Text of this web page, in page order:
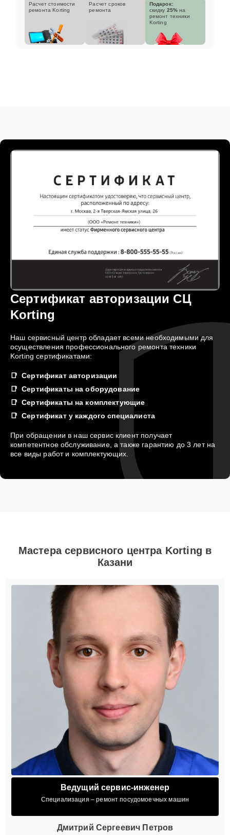
Расчет стоимости
ремонта Korting
Расчет сроков
ремонта
Подарок:
скидку 25% на
ремонт техники
Korting
Сертификат авторизации СЦ
Korting
Наш сервисный центр обладает всеми необходимыми для
осуществления профессионального ремонта техники
Korting сертификатами:
Сертификат авторизации
Сертификаты на оборудование
Сертификаты на комплектующие
Сертификат у каждого специалиста
При обращении в наш сервис клиент получает
компетентное обслуживание, а также гарантию до 3 лет на
все виды работ и комплектующих.
Мастера сервисного центра Korting в
Казани
Ведущий сервис-инженер
Специализация – ремонт посудомоечных машин
Дмитрий Сергеевич Петров